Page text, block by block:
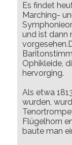
Es findet
Marching-
und ist dann
Ophikleide,
hervorging.
Als etwa
wurden,
Flügelhorn
baute man